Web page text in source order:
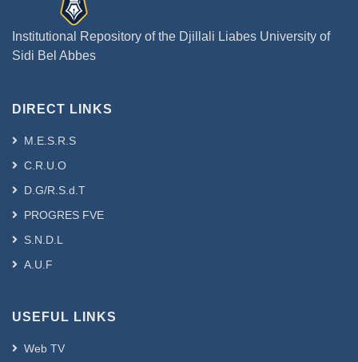
Institutional Repository of the Djillali Liabes University of
Sidi Bel Abbes
DIRECT LINKS
M.E.S.R.S
C.R.U.O
D.G/R.S.d.T
PROGRES FVE
S.N.D.L
A.U.F
USEFUL LINKS
Web TV